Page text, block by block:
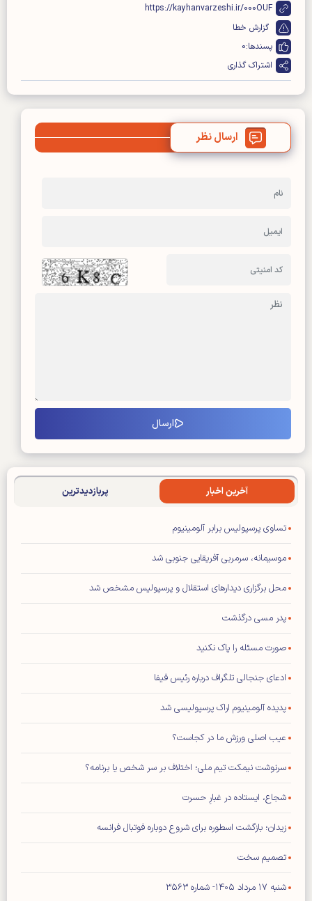
https://kayhanvarzeshi.ir/000OUF
گزارش خطا
پسندها:0
اشتراک گذاری
ارسال نظر
آخرین اخبار پربازدیدترین
تساوی پرسپولیس برابر آلومینیوم
موسیمانه، سرمربی آفریقایی جنوبی شد
محل برگزاری دیدار‌های استقلال و پرسپولیس مشخص شد
پدر مسی درگذشت
صورت مسئله را پاک نکنید
ادعای جنجالی تلگراف درباره رئیس فیفا
پدیده آلومینیوم اراک پرسپولیسی شد
عیب اصلی ورزش ما در کجاست؟
سرنوشت نیمکت تیم ملی؛ اختلاف بر سر شخص یا برنامه؟
شجاع، ایستاده در غبارِ حسرت
زیدان؛ بازگشت اسطوره برای شروع دوباره فوتبال فرانسه
تصمیم سخت
شنبه ۱۷ مرداد ۱۴۰۵- شماره ۳۵۶۳